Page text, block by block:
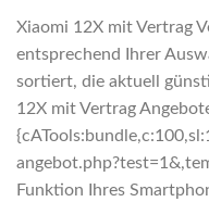
Xiaomi 12X mit Vertrag
entsprechend Ihrer
sortiert, die aktuell
12X mit Vertrag
Funktion Ihres